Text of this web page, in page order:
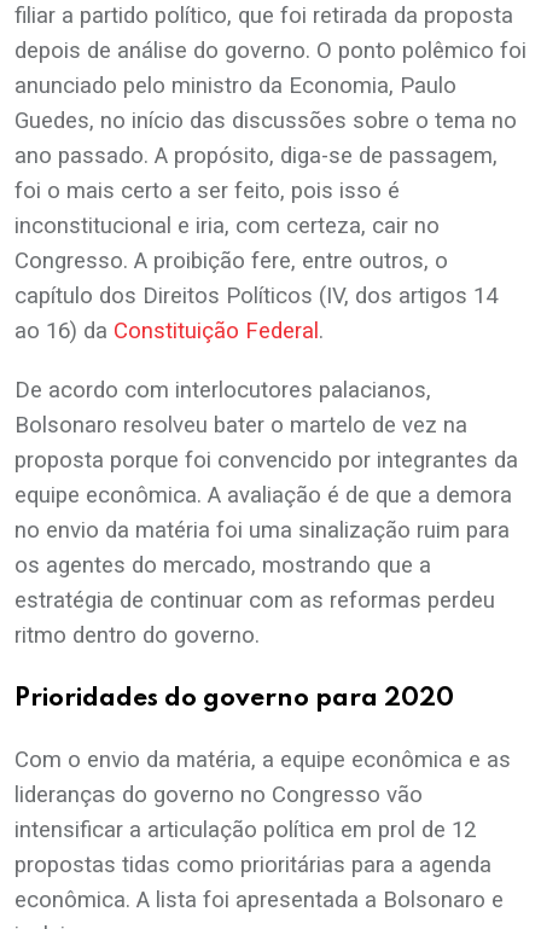
filiar a partido político, que foi retirada da proposta
depois de análise do governo. O ponto polêmico foi
anunciado pelo ministro da Economia, Paulo
Guedes, no início das discussões sobre o tema no
ano passado. A propósito, diga-se de passagem,
foi o mais certo a ser feito, pois isso é
inconstitucional e iria, com certeza, cair no
Congresso. A proibição fere, entre outros, o
capítulo dos Direitos Políticos (IV, dos artigos 14
ao 16) da Constituição Federal .
De acordo com interlocutores palacianos,
Bolsonaro resolveu bater o martelo de vez na
proposta porque foi convencido por integrantes da
equipe econômica. A avaliação é de que a demora
no envio da matéria foi uma sinalização ruim para
os agentes do mercado, mostrando que a
estratégia de continuar com as reformas perdeu
ritmo dentro do governo.
Prioridades do governo para 2020
Com o envio da matéria, a equipe econômica e as
lideranças do governo no Congresso vão
intensificar a articulação política em prol de 12
propostas tidas como prioritárias para a agenda
econômica. A lista foi apresentada a Bolsonaro e